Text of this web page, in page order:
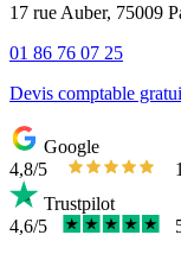
17 rue Auber, 75009
01 86 76 07 25
Devis comptable
Google
4,8/5
Trustpilot
4,6/5